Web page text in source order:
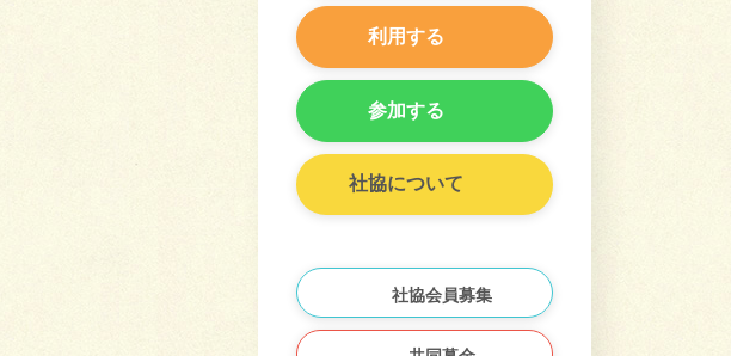
利用する
参加する
社協について
社協会員募集